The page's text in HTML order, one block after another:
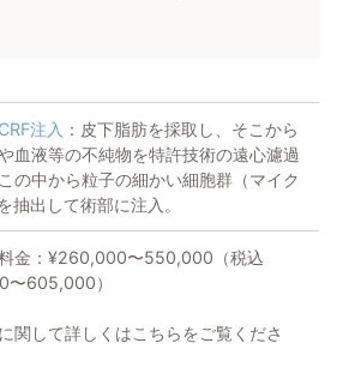
注入 ：皮下脂肪を採取し、そこから
血液等の不純物を特許技術の遠心濾過
の中から粒子の細かい細胞群（マイク
抽出して術部に注入。
金：¥260,000〜550,000（税込
605,000）
関して詳しくはこちらをご覧くださ